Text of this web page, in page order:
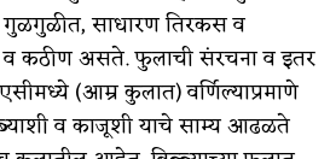
साधारण तिरकस व
व कठीण असते. फुलाची संरचना व इतर
(आम्र कुलात) वर्णिल्याप्रमाणे
व काजूशी याचे साम्य आढळते